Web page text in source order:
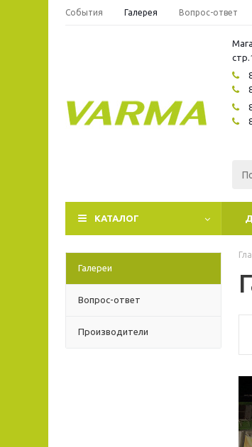
События Галерея Вопрос-ответ
КАТАЛОГ
Галереи
Вопрос-ответ
Производители